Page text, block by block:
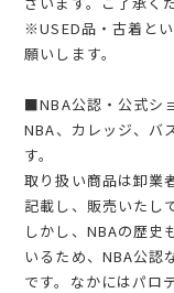
※USED品・古着と
願いします。
■NBA公認・公式シ
NBA、カレッジ、バ
す。
取り扱い商品は卸業
記載し、販売いたし
しかし、NBAの歴史
いるため、NBA公認
です。なかにはパロ